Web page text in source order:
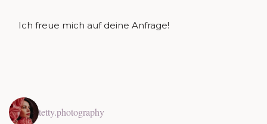
Ich freue mich auf deine Anfrage!
tetty.photography